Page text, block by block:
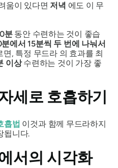
움이 있다면 저녁 에도 이 무
분동안 수련하는 것이 좋습
분에서 15분씩 두 번에 나눠서
면, 특정 무드라 의 효과를 최
이상수련하는 것이 가장 좋
세로 호흡하기
흡법 이것과 함께 무드라하지
됩니다.
서의 시각화